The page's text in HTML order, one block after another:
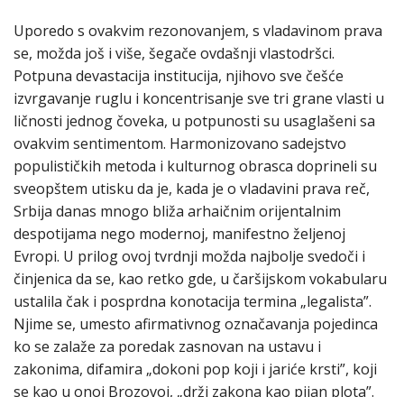
Uporedo s ovakvim rezonovanjem, s vladavinom prava
se, možda još i više, šegače ovdašnji vlastodršci.
Potpuna devastacija institucija, njihovo sve češće
izvrgavanje ruglu i koncentrisanje sve tri grane vlasti u
ličnosti jednog čoveka, u potpunosti su usaglašeni sa
ovakvim sentimentom. Harmonizovano sadejstvo
populističkih metoda i kulturnog obrasca doprineli su
sveopštem utisku da je, kada je o vladavini prava reč,
Srbija danas mnogo bliža arhaičnim orijentalnim
despotijama nego modernoj, manifestno željenoj
Evropi. U prilog ovoj tvrdnji možda najbolje svedoči i
činjenica da se, kao retko gde, u čaršijskom vokabularu
ustalila čak i posprdna konotacija termina „legalista”.
Njime se, umesto afirmativnog označavanja pojedinca
ko se zalaže za poredak zasnovan na ustavu i
zakonima, difamira „dokoni pop koji i jariće krsti”, koji
se kao u onoj Brozovoj, „drži zakona kao pijan plota”.